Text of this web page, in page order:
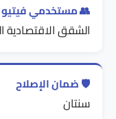
👥 مستخدمي فيتيو
الشقق الاقتصادية
🛡️ ضمان الإصلاح
سنتان